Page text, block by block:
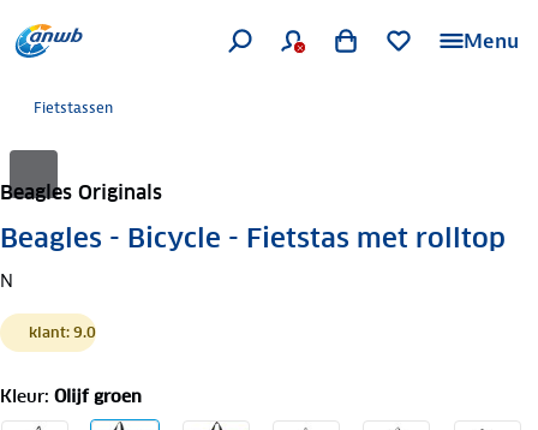
Menu
Fietstassen
Beagles Originals
Beagles - Bicycle - Fietstas met rolltop
N
klant: 9.0
Kleur: Olijf groen